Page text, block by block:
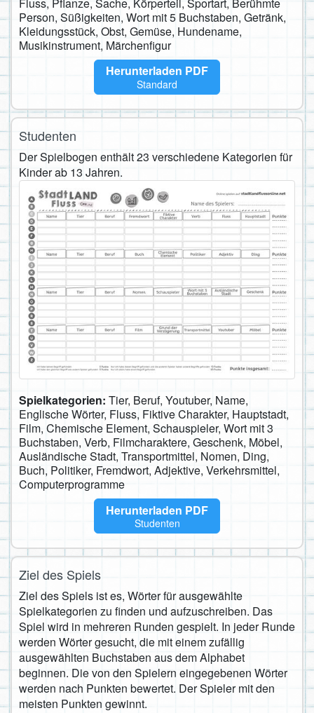
Person, Süßigkeiten, Wort mit 5 Buchstaben, Getränk,
Kleidungsstück, Obst, Gemüse, Hundename,
Musikinstrument, Märchenfigur
Herunterladen PDF
Standard
Studenten
Der Spielbogen enthält 23 verschiedene Kategorien für
Kinder ab 13 Jahren.
Spielkategorien: Tier, Beruf, Youtuber, Name,
Englische Wörter, Fluss, Fiktive Charakter, Hauptstadt,
Film, Chemische Element, Schauspieler, Wort mit 3
Buchstaben, Verb, Filmcharaktere, Geschenk, Möbel,
Ausländische Stadt, Transportmittel, Nomen, Ding,
Buch, Politiker, Fremdwort, Adjektive, Verkehrsmittel,
Computerprogramme
Herunterladen PDF
Studenten
Ziel des Spiels
Ziel des Spiels ist es, Wörter für ausgewählte
Spielkategorien zu finden und aufzuschreiben. Das
Spiel wird in mehreren Runden gespielt. In jeder Runde
werden Wörter gesucht, die mit einem zufällig
ausgewählten Buchstaben aus dem Alphabet
beginnen. Die von den Spielern eingegebenen Wörter
werden nach Punkten bewertet. Der Spieler mit den
meisten Punkten gewinnt.